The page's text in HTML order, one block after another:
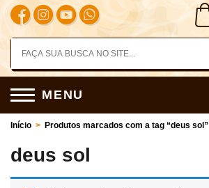
MENU
Início > Produtos marcados com a tag “deus sol”
deus sol